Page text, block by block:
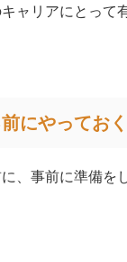
ャリアにとって
にやってお
、事前に準備を